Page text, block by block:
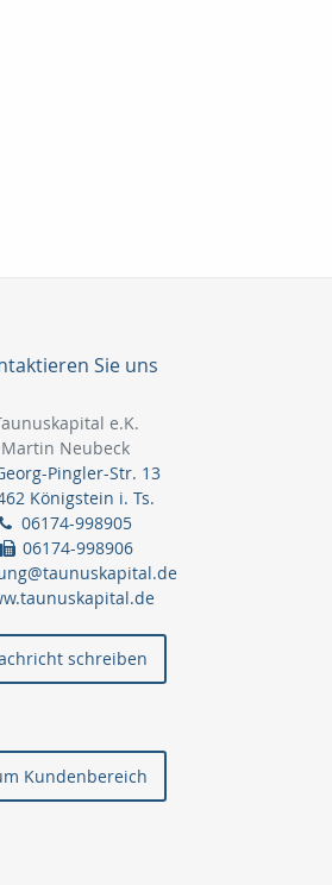
Sie uns
e.K.
Martin Neubeck
Pingler-Str. 13
Königstein i. Ts.
06174-998905
06174-998906
schreiben
Kundenbereich